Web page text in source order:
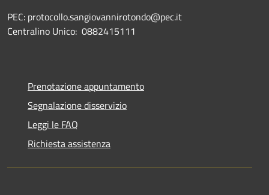
PEC: protocollo.sangiovannirotondo@pec.it
Centralino Unico: 0882415111
Prenotazione appuntamento
Segnalazione disservizio
Leggi le FAQ
Richiesta assistenza